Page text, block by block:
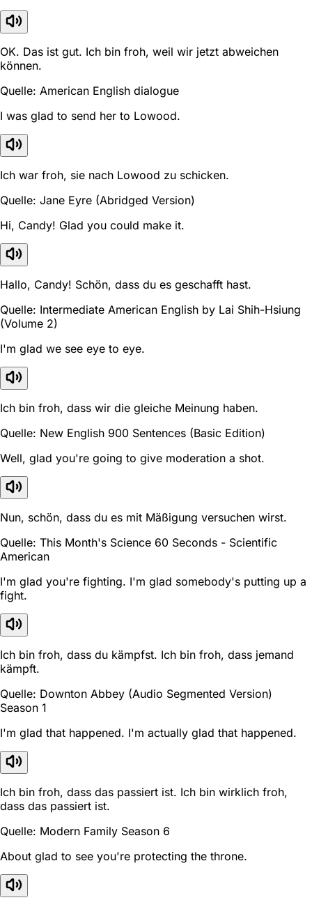
OK. Das ist gut. Ich bin froh, weil wir jetzt abweichen
können.
Quelle: American English dialogue
I was glad to send her to Lowood.
Ich war froh, sie nach Lowood zu schicken.
Quelle: Jane Eyre (Abridged Version)
Hi, Candy! Glad you could make it.
Hallo, Candy! Schön, dass du es geschafft hast.
Quelle: Intermediate American English by Lai Shih-Hsiung
(Volume 2)
I'm glad we see eye to eye.
Ich bin froh, dass wir die gleiche Meinung haben.
Quelle: New English 900 Sentences (Basic Edition)
Well, glad you're going to give moderation a shot.
Nun, schön, dass du es mit Mäßigung versuchen wirst.
Quelle: This Month's Science 60 Seconds - Scientific
American
I'm glad you're fighting. I'm glad somebody's putting up a
fight.
Ich bin froh, dass du kämpfst. Ich bin froh, dass jemand
kämpft.
Quelle: Downton Abbey (Audio Segmented Version)
Season 1
I'm glad that happened. I'm actually glad that happened.
Ich bin froh, dass das passiert ist. Ich bin wirklich froh,
dass das passiert ist.
Quelle: Modern Family Season 6
About glad to see you're protecting the throne.